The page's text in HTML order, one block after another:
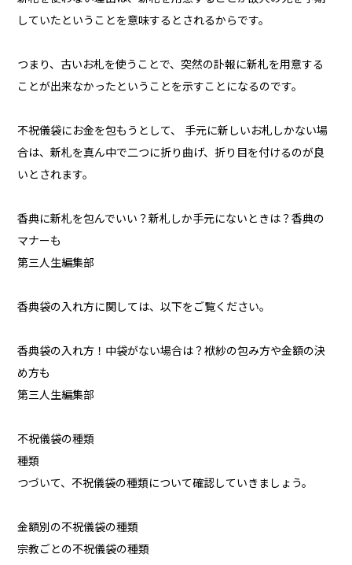
していたということを意味するとされるからです。
つまり、古いお札を使うことで、突然の訃報に新札を用意する
ことが出来なかったということを示すことになるのです。
不祝儀袋にお金を包もうとして、 手元に新しいお札しかない場
合は、新札を真ん中で二つに折り曲げ、折り目を付けるのが良
いとされます。
香典に新札を包んでいい？新札しか手元にないときは？香典の
マナーも
第三人生編集部
香典袋の入れ方に関しては、以下をご覧ください。
香典袋の入れ方！中袋がない場合は？袱紗の包み方や金額の決
め方も
第三人生編集部
不祝儀袋の種類
種類
つづいて、不祝儀袋の種類について確認していきましょう。
金額別の不祝儀袋の種類
宗教ごとの不祝儀袋の種類